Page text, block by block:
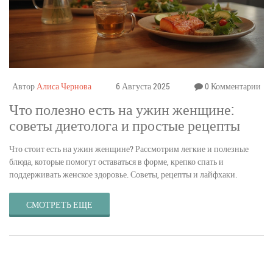
АвторАлиса Чернова 6 Августа 2025 0 Комментарии
Что полезно есть на ужин женщине:
советы диетолога и простые рецепты
Что стоит есть на ужин женщине? Рассмотрим легкие и полезные
блюда, которые помогут оставаться в форме, крепко спать и
поддерживать женское здоровье. Советы, рецепты и лайфхаки.
СМОТРЕТЬ ЕЩЕ